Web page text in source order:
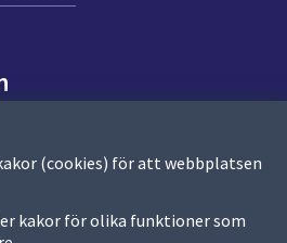
(cookies) för att webbplatsen
kakor för olika funktioner som
diarium